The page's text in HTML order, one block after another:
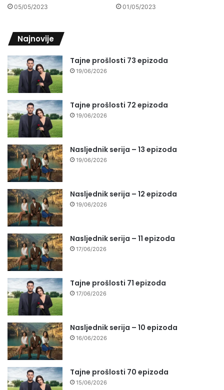
05/05/2023 01/05/2023
Najnovije
Tajne prošlosti 73 epizoda
19/06/2026
Tajne prošlosti 72 epizoda
19/06/2026
Nasljednik serija – 13 epizoda
19/06/2026
Nasljednik serija – 12 epizoda
19/06/2026
Nasljednik serija – 11 epizoda
17/06/2026
Tajne prošlosti 71 epizoda
17/06/2026
Nasljednik serija – 10 epizoda
16/06/2026
Tajne prošlosti 70 epizoda
15/06/2026